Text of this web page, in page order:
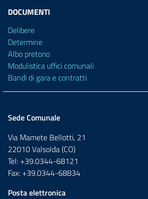
DOCUMENTI
Delibere
Determine
Albo pretorio
Modulistica uffici comunali
Bandi di gara e contratti
Sede Comunale
Via Mamete Bellotti, 21
22010 Valsolda (CO)
Tel: +39.0344-68121
Fax: +39.0344-68834
Posta elettronica